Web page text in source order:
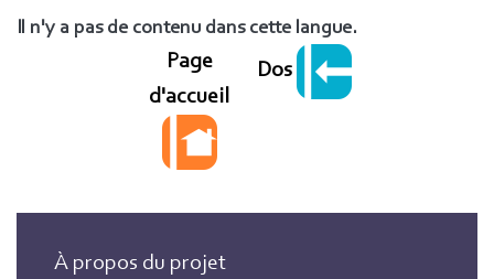
Il n'y a pas de contenu dans cette langue.
Page
d'accueil
Dos
À propos du projet